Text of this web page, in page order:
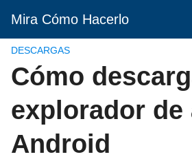
Mira Cómo Hacerlo
DESCARGAS
Cómo
explorador de
Android